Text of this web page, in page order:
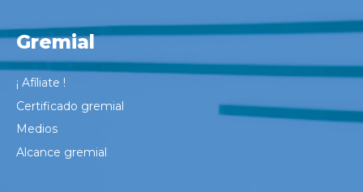
Gremial
¡ Afíliate !
Certificado gremial
Medios
Alcance gremial